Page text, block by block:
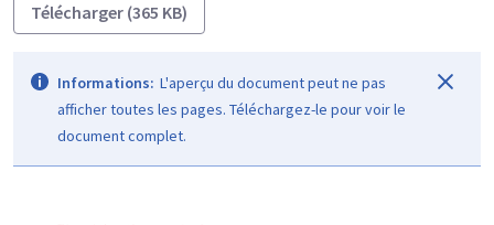
Télécharger (365 KB)
Informations: L'aperçu du document peut ne pas
afficher toutes les pages. Téléchargez-le pour voir le
document complet.